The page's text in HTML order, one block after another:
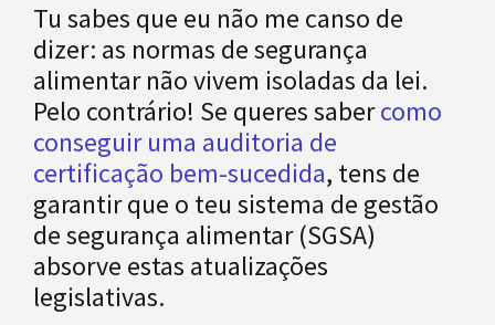
Tu sabes que eu não me canso de
dizer: as normas de segurança
alimentar não vivem isoladas da lei.
Pelo contrário! Se queres sabercomo
conseguir uma auditoria de
certificação bem-sucedida, tens de
garantir que o teu sistema de gestão
de segurança alimentar (SGSA)
absorve estas atualizações
legislativas.